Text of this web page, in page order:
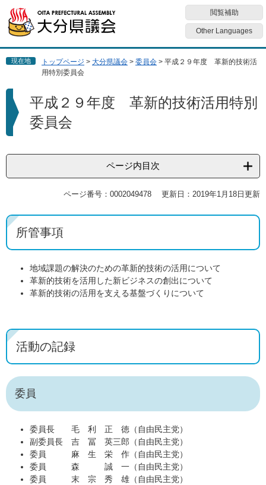
ジ
先
す
ュ
を
し
閲覧補助
Other Languages
現在地 トップページ > 大分県議会 > 委員会 > 平成２９年度 革新的技術活
用特別委員会
平成２９年度 革新的技術活用特別
委員会
ページ内目次
ページ番号：0002049478 更新日：2019年1月18日更新
所管事項
地域課題の解決のための革新的技術の活用について
革新的技術を活用した新ビジネスの創出について
革新的技術の活用を支える基盤づくりについて
活動の記録
委員
委員長 毛 利 正 徳（自由民主党）
副委員長 吉 冨 英三郎（自由民主党）
委員 麻 生 栄 作（自由民主党）
委員 森 誠 一（自由民主党）
委員 末 宗 秀 雄（自由民主党）